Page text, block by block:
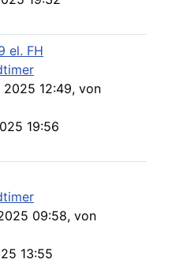
el. FH
12:49, von
19:56
09:58, von
13:55